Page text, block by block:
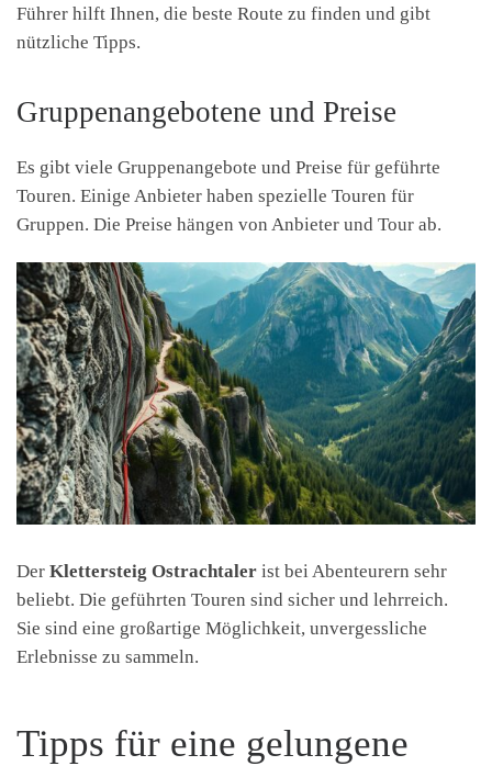
Führer hilft Ihnen, die beste Route zu finden und gibt
nützliche Tipps.
Gruppenangebotene und Preise
Es gibt viele Gruppenangebote und Preise für geführte
Touren. Einige Anbieter haben spezielle Touren für
Gruppen. Die Preise hängen von Anbieter und Tour ab.
Der Klettersteig Ostrachtaler ist bei Abenteurern sehr
beliebt. Die geführten Touren sind sicher und lehrreich.
Sie sind eine großartige Möglichkeit, unvergessliche
Erlebnisse zu sammeln.
Tipps für eine gelungene